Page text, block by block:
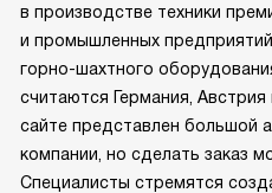
в производстве техники
и промышленных
горно-шахтного
считаются Германия,
сайте представлен большой
компании, но сделать заказ
Специалисты стремятся